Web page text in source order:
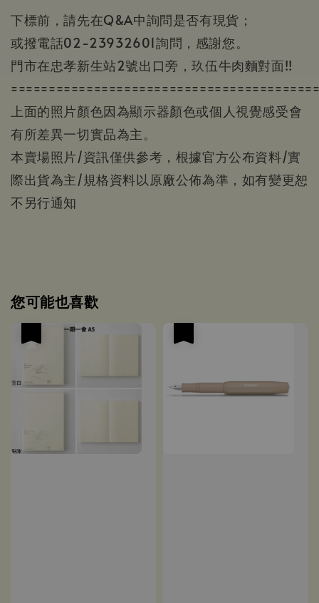
下標前，請先在Q&A中詢問是否有現貨；
或撥電話02-23932601詢問，感謝您。
門市在忠孝新生站2號出口旁，玖伍牛肉麵對面!!
上面的照片顏色因為顯示器顏色或個人視覺感受會
有所差異一切實品為主。
本賣場照片/資訊僅供參考，根據官方公布資料/實
際出貨為主/規格資料以原廠公佈為準，如有變更恕
不另行通知
您可能也喜歡